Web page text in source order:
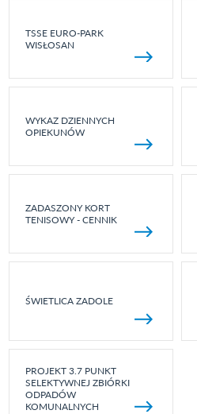
TSSE EURO-PARK
WISŁOSAN
WYKAZ DZIENNYCH
OPIEKUNÓW
ZADASZONY KORT
TENISOWY - CENNIK
ŚWIETLICA ZADOLE
PROJEKT 3.7 PUNKT
SELEKTYWNEJ ZBIÓRKI
ODPADÓW
KOMUNALNYCH